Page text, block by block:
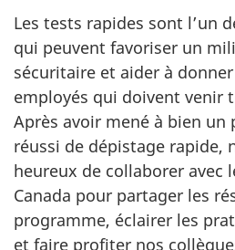
Les tests rapides sont l’un
qui peuvent favoriser un
sécuritaire et aider à
employés qui doivent venir
Après avoir mené à bien
réussi de dépistage rapide,
heureux de collaborer avec
Canada pour partager les
programme, éclairer les
et faire profiter nos